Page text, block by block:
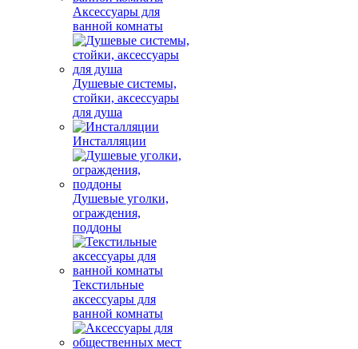
Аксессуары для
ванной комнаты
Душевые системы,
стойки, аксессуары
для душа
Инсталляции
Душевые уголки,
ограждения,
поддоны
Текстильные
аксессуары для
ванной комнаты